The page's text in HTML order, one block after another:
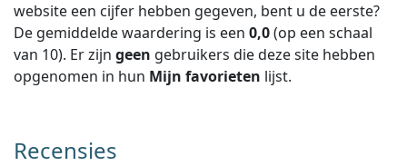
website een cijfer hebben gegeven, bent u de eerste?
De gemiddelde waardering is een 0,0(op een schaal
van 10). Er zijn geen gebruikers die deze site hebben
opgenomen in hun Mijn favorieten lijst.
Recensies